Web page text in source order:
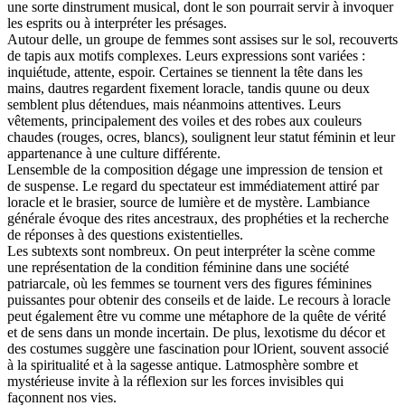
une sorte dinstrument musical, dont le son pourrait servir à invoquer
les esprits ou à interpréter les présages.
Autour delle, un groupe de femmes sont assises sur le sol, recouverts
de tapis aux motifs complexes. Leurs expressions sont variées :
inquiétude, attente, espoir. Certaines se tiennent la tête dans les
mains, dautres regardent fixement loracle, tandis quune ou deux
semblent plus détendues, mais néanmoins attentives. Leurs
vêtements, principalement des voiles et des robes aux couleurs
chaudes (rouges, ocres, blancs), soulignent leur statut féminin et leur
appartenance à une culture différente.
Lensemble de la composition dégage une impression de tension et
de suspense. Le regard du spectateur est immédiatement attiré par
loracle et le brasier, source de lumière et de mystère. Lambiance
générale évoque des rites ancestraux, des prophéties et la recherche
de réponses à des questions existentielles.
Les subtexts sont nombreux. On peut interpréter la scène comme
une représentation de la condition féminine dans une société
patriarcale, où les femmes se tournent vers des figures féminines
puissantes pour obtenir des conseils et de laide. Le recours à loracle
peut également être vu comme une métaphore de la quête de vérité
et de sens dans un monde incertain. De plus, lexotisme du décor et
des costumes suggère une fascination pour lOrient, souvent associé
à la spiritualité et à la sagesse antique. Latmosphère sombre et
mystérieuse invite à la réflexion sur les forces invisibles qui
façonnent nos vies.